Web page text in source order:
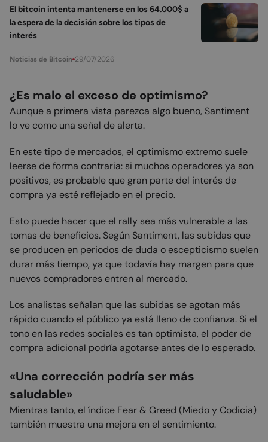
El bitcoin intenta mantenerse en los 64.000$ a
la espera de la decisión sobre los tipos de
interés
Noticias de Bitcoin 29/07/2026
¿Es malo el exceso de optimismo?
Aunque a primera vista parezca algo bueno, Santiment
lo ve como una señal de alerta.
En este tipo de mercados, el optimismo extremo suele
leerse de forma contraria: si muchos operadores ya son
positivos, es probable que gran parte del interés de
compra ya esté reflejado en el precio.
Esto puede hacer que el rally sea más vulnerable a las
tomas de beneficios. Según Santiment, las subidas que
se producen en periodos de duda o escepticismo suelen
durar más tiempo, ya que todavía hay margen para que
nuevos compradores entren al mercado.
Los analistas señalan que las subidas se agotan más
rápido cuando el público ya está lleno de confianza. Si el
tono en las redes sociales es tan optimista, el poder de
compra adicional podría agotarse antes de lo esperado.
«Una corrección podría ser más
saludable»
Mientras tanto, el índice Fear & Greed (Miedo y Codicia)
también muestra una mejora en el sentimiento.